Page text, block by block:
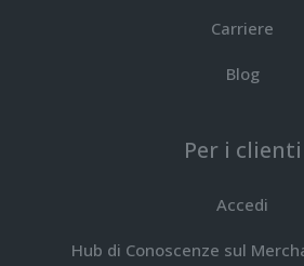
Carriere
Blog
Per i clienti
Accedi
Hub di Conoscenze sul